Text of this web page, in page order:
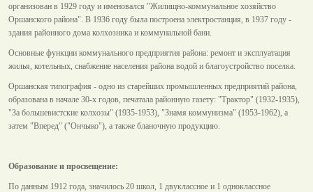
организован в 1929 году и именовался "Жилищно-коммунальное хозяйство
Оршанского района". В 1936 году была построена электростанция, в 1937 году -
здания районного дома колхозника и коммунальной бани.
Основные функции коммунального предприятия района: ремонт и эксплуатация
жилья, котельных, снабжение населения района водой и благоустройство поселка.
Оршанская типография - одно из старейших промышленных предприятий района,
образована в начале 30-х годов, печатала районную газету: "Трактор" (1932-1935),
"За большевистские колхозы" (1935-1953), "Знамя коммунизма" (1953-1962), а
затем "Вперед" ("Ончыко"), а также бланочную продукцию.
Образование и просвещение:
По данным 1912 года, значилось 20 школ, 1 двуклассное и 1 одноклассное